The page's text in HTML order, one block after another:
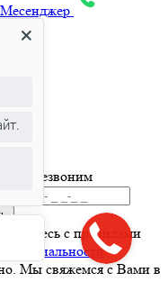
перезвоним
с правилами
Мы свяжемся с Вами в